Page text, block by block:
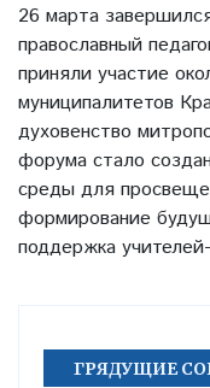
26 марта
православный
приняли участие
муниципалитетов
духовенство
форума стало
среды для
формирование
поддержка
ГРЯДУЩИЕ